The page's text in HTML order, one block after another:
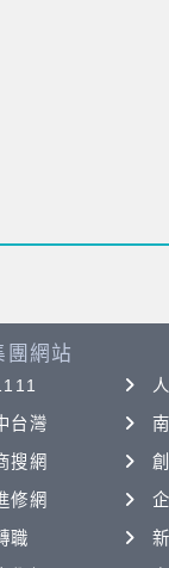
團網站
台灣
搜網
修網
職